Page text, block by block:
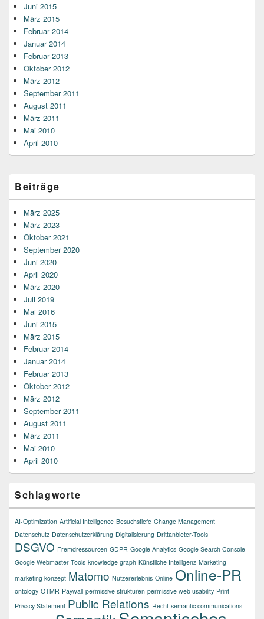
Juni 2015
März 2015
Februar 2014
Januar 2014
Februar 2013
Oktober 2012
März 2012
September 2011
August 2011
März 2011
Mai 2010
April 2010
Beiträge
März 2025
März 2023
Oktober 2021
September 2020
Juni 2020
April 2020
März 2020
Juli 2019
Mai 2016
Juni 2015
März 2015
Februar 2014
Januar 2014
Februar 2013
Oktober 2012
März 2012
September 2011
August 2011
März 2011
Mai 2010
April 2010
Schlagworte
AI-Optimization Artificial Intelligence Besuchstiefe Change Management
Datenschutz Datenschutzerklärung Digitalisierung Drittanbieter-Tools
DSGVO Fremdressourcen GDPR Google Analytics Google Search Console
Google Webmaster Tools knowledge graph Künstliche Intelligenz Marketing
marketing konzept Matomo Nutzererlebnis Online Online-PR
ontology OTMR Paywall permissive strukturen permissive web usability Print
Privacy Statement Public Relations Recht semantic communications